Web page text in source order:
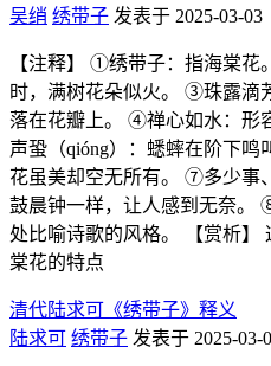
吴绡 绣带子 发表于 2025-03-03
【注释】 ①绣带子：指海棠
时，满树花朵似火。 ③珠露滴
落在花瓣上。 ④禅心如水：形
声蛩（qióng）：蟋蟀在阶下
花虽美却空无所有。 ⑦多少事
鼓晨钟一样，让人感到无奈。
处比喻诗歌的风格。 【赏析】
棠花的特点
清代陆求可《绣带子》释义
陆求可 绣带子 发表于 2025-03-